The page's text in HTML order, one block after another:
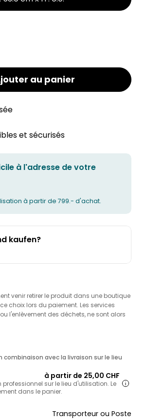
rangement pratique MODUL
pour le rangement
au panier
et sécurisés
à l'adresse de votre
à partir de 799.- d'achat.
kaufen?
venir retirer le produit dans une boutique
choix lors du paiement. Les services
l'enlèvement des déchets, ne sont alors
avec la livraison sur le lieu
à partir de 25,00 CHF
sur le lieu d'utilisation. Le
dans le panier.
Transporteur ou Poste